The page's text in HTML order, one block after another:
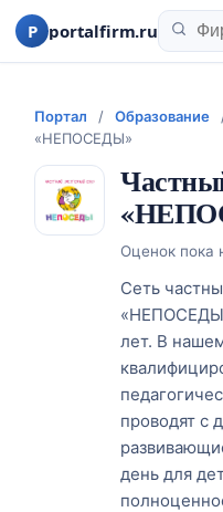
P portalfirm.ru
Портал / Образование
«НЕПОСЕДЫ»
Оценок пока
Сеть
лет. В
проводят с
день для